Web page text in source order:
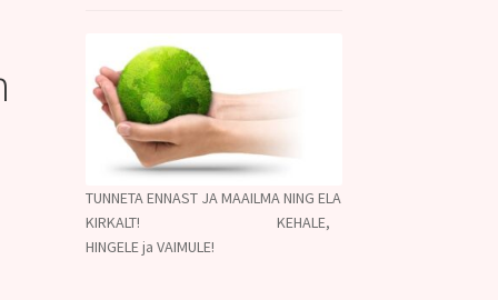
TUNNETA ENNAST JA MAAILMA NING ELA
KIRKALT! KEHALE,
HINGELE ja VAIMULE!